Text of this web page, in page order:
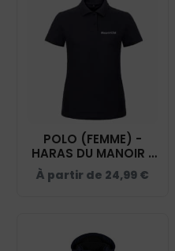
POLO (FEMME) -
HARAS DU MANOIR -
BCI1F
À partir de 24,99 €